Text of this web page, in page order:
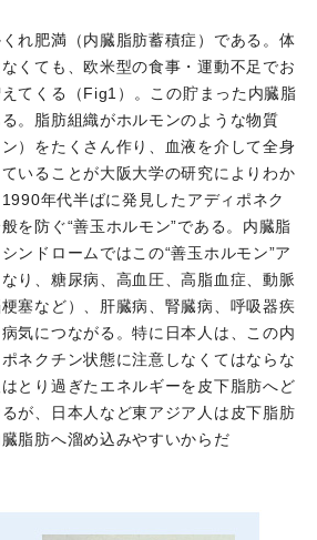
れ肥満（内臓脂肪蓄積症）である。体
くても、欧米型の食事・運動不足でお
てくる（Fig1）。この貯まった内臓脂
。脂肪組織がホルモンのような物質
ン）をたくさん作り、血液を介して全身
いることが大阪大学の研究によりわか
年代半ばに発見したアディポネク
を防ぐ“善玉ホルモン”である。内臓脂
ンドロームではこの“善玉ホルモン”ア
り、糖尿病、高血圧、高脂血症、動脈
塞など）、肝臓病、腎臓病、呼吸器疾
気につながる。特に日本人は、この内
ネクチン状態に注意しなくてはならな
とり過ぎたエネルギーを皮下脂肪へど
が、日本人など東アジア人は皮下脂肪
脂肪へ溜め込みやすいからだ